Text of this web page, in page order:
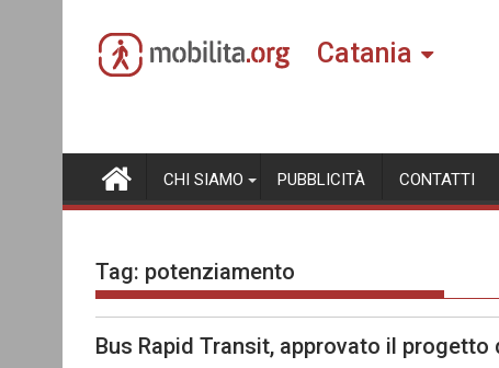
content
Catania
CHI SIAMO PUBBLICITÀ CONTATTI
Tag: potenziamento
Bus Rapid Transit, approvato il